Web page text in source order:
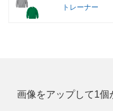
トレーナー
画像をアップして1個